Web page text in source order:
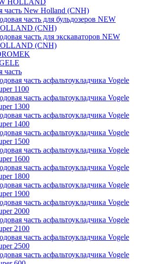
HOLLAND
часть New Holland (CNH)
часть для бульдозеров NEW
(CNH)
часть для экскаваторов NEW
(CNH)
часть
часть асфальтоукладчика Vogele
1100
часть асфальтоукладчика Vogele
1300
часть асфальтоукладчика Vogele
1400
часть асфальтоукладчика Vogele
1500
часть асфальтоукладчика Vogele
1600
часть асфальтоукладчика Vogele
1800
часть асфальтоукладчика Vogele
1900
часть асфальтоукладчика Vogele
2000
часть асфальтоукладчика Vogele
2100
часть асфальтоукладчика Vogele
2500
часть асфальтоукладчика Vogele